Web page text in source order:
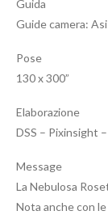
Guida
Guide camera:
Pose
130 x 300”
Elaborazione
DSS – Pixinsight
Message
La Nebulosa
Nota anche con le